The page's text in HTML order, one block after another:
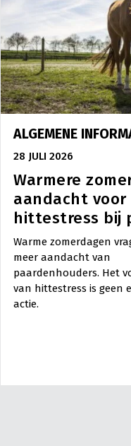
ALGEMENE
28 JULI 2026
Warmere
aandacht voor
hittestress bij
Warme zomerdagen
meer aandacht van
paardenhouders. Het
van hittestress is geen
actie.